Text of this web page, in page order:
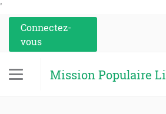
'
Connectez-
vous
Mission Populaire